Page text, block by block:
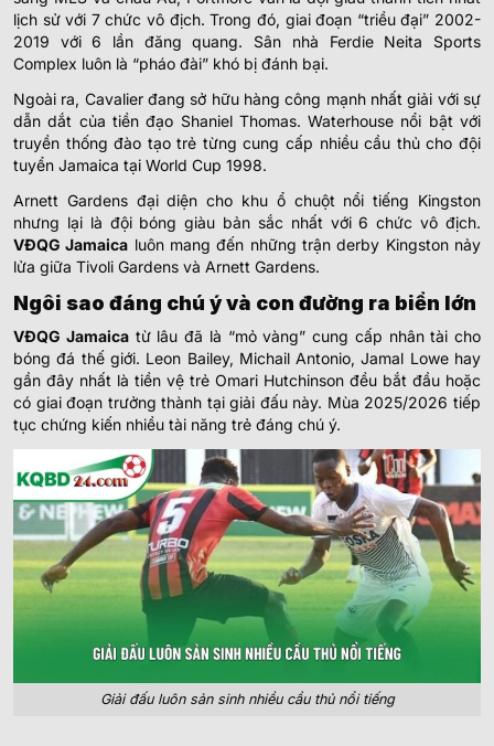
lịch sử với 7 chức vô địch. Trong đó, giai đoạn “triều đại” 2002-
2019 với 6 lần đăng quang. Sân nhà Ferdie Neita Sports
Complex luôn là “pháo đài” khó bị đánh bại.
Ngoài ra, Cavalier đang sở hữu hàng công mạnh nhất giải với sự
dẫn dắt của tiền đạo Shaniel Thomas. Waterhouse nổi bật với
truyền thống đào tạo trẻ từng cung cấp nhiều cầu thủ cho đội
tuyển Jamaica tại World Cup 1998.
Arnett Gardens đại diện cho khu ổ chuột nổi tiếng Kingston
nhưng lại là đội bóng giàu bản sắc nhất với 6 chức vô địch.
VĐQG Jamaica luôn mang đến những trận derby Kingston nảy
lửa giữa Tivoli Gardens và Arnett Gardens.
Ngôi sao đáng chú ý và con đường ra biển lớn
VĐQG Jamaicatừ lâu đã là “mỏ vàng” cung cấp nhân tài cho
bóng đá thế giới. Leon Bailey, Michail Antonio, Jamal Lowe hay
gần đây nhất là tiền vệ trẻ Omari Hutchinson đều bắt đầu hoặc
có giai đoạn trưởng thành tại giải đấu này. Mùa 2025/2026 tiếp
tục chứng kiến nhiều tài năng trẻ đáng chú ý.
Giải đấu luôn sản sinh nhiều cầu thủ nổi tiếng